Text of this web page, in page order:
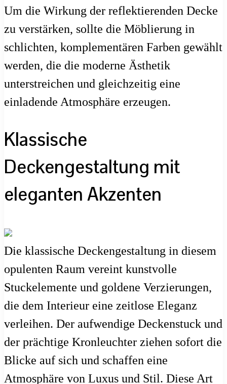
Um die Wirkung der reflektierenden Decke
zu verstärken, sollte die Möblierung in
schlichten, komplementären Farben gewählt
werden, die die moderne Ästhetik
unterstreichen und gleichzeitig eine
einladende Atmosphäre erzeugen.
Klassische
Deckengestaltung mit
eleganten Akzenten
Die klassische Deckengestaltung in diesem
opulenten Raum vereint kunstvolle
Stuckelemente und goldene Verzierungen,
die dem Interieur eine zeitlose Eleganz
verleihen. Der aufwendige Deckenstuck und
der prächtige Kronleuchter ziehen sofort die
Blicke auf sich und schaffen eine
Atmosphäre von Luxus und Stil. Diese Art